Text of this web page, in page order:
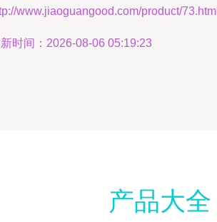
www.jiaoguangood.com/product/73.html
时间：2026-08-06 05:19:23
产品大全